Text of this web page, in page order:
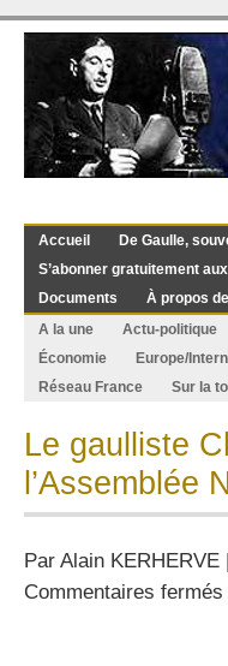
Accueil De Gaulle,
S’abonner gratuitement
Documents
À propos
A la une
Actu-politique
Économie
Europe/
Réseau France
Sur la
Le gaulliste
l’Assemblée
Par Alain KERHERVE
Commentaires fermés